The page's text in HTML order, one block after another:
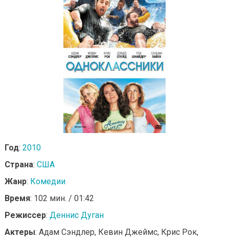
Год: 2010
Страна: США
Жанр: Комедии
Время: 102 мин. / 01:42
Режиссер: Деннис Дуган
Актеры: Адам Сэндлер, Кевин Джеймс, Крис Рок,